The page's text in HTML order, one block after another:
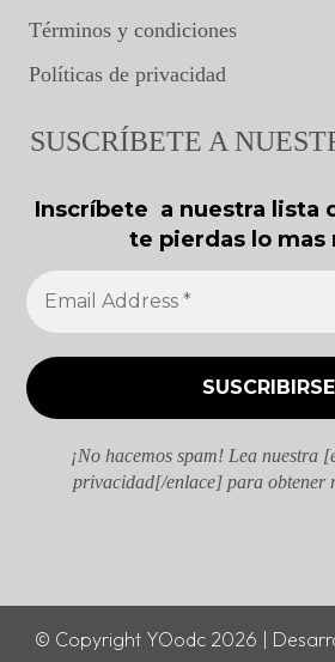
Términos y condiciones
Políticas de privacidad
SUSCRÍBETE A
Inscríbete a nuestra lista
te pierdas lo mas
¡No hacemos spam! Lea nuestra
privacidad[/enlace] para obtener
© Copyright YOodc 2026 |